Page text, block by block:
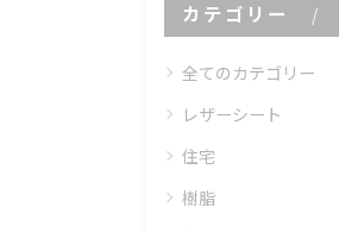
カテゴリー
全てのカテゴリー
レザーシート
住宅
樹脂